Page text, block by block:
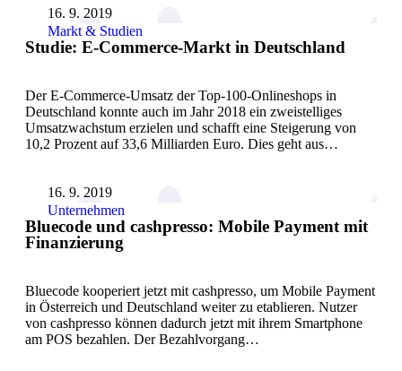
16. 9. 2019
Markt & Studien
Studie: E-Commerce-Markt in Deutschland
Der E-Commerce-Umsatz der Top-100-Onlineshops in
Deutschland konnte auch im Jahr 2018 ein zweistelliges
Umsatzwachstum erzielen und schafft eine Steigerung von
10,2 Prozent auf 33,6 Milliarden Euro. Dies geht aus…
16. 9. 2019
Unternehmen
Bluecode und cashpresso: Mobile Payment mit
Finanzierung
Bluecode kooperiert jetzt mit cashpresso, um Mobile Payment
in Österreich und Deutschland weiter zu etablieren. Nutzer
von cashpresso können dadurch jetzt mit ihrem Smartphone
am POS bezahlen. Der Bezahlvorgang…